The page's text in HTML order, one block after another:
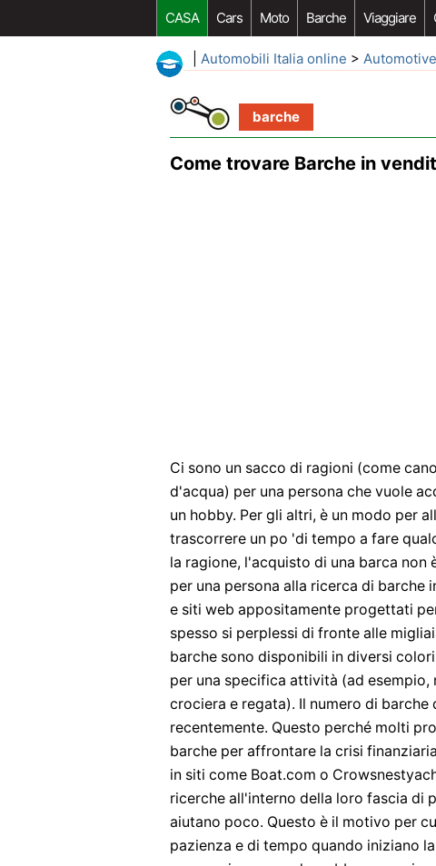
CASA Cars Moto Barche Viaggiare
Automobili Italia online > Automotive
barche
Come trovare Barche in
Ci sono un sacco di ragioni (come
d'acqua) per una persona che vuole
un hobby. Per gli altri, è un modo per
trascorrere un po 'di tempo a fare
la ragione, l'acquisto di una barca non
per una persona alla ricerca di
e siti web appositamente progettati
spesso si perplessi di fronte alle
barche sono disponibili in diversi
per una specifica attività (ad
crociera e regata). Il numero di
recentemente. Questo perché molti
barche per affrontare la crisi
in siti come Boat.com o
ricerche all'interno della loro fascia di
aiutano poco. Questo è il motivo per
pazienza e di tempo quando iniziano